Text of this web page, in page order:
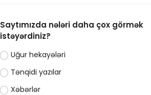
Saytımızda nələri daha çox görmək
istəyərdiniz?
Uğur hekayələri
Tənqidi yazılar
Xəbərlər